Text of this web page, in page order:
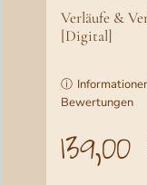
Verläufe &
[Digital]
ⓘ
Bewertungen
139,00